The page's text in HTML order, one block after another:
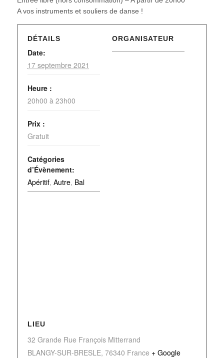
A vos instruments et souliers de danse !
DÉTAILS
Date:
17 septembre 2021
Heure :
20h00 à 23h00
Prix :
Gratuit
Catégories
d’Évènement:
Apéritif, Autre, Bal
ORGANISATEUR
LIEU
32 Grande Rue François Mitterrand
BLANGY-SUR-BRESLE, 76340 France + Google